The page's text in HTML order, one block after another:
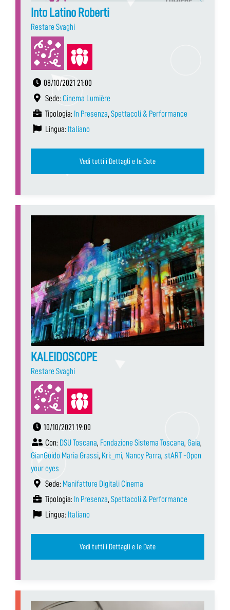
Into Latino Roberti
Restare Svaghi
08/10/2021 21:00
Sede: Cinema Lumière
Tipologia: In Presenza, Spettacoli & Performance
Lingua: Italiano
Vedi tutti i Dettagli e le Date
KALEIDOSCOPE
Restare Svaghi
10/10/2021 19:00
Con: DSU Toscana, Fondazione Sistema Toscana, Gaia,
GianGuido Maria Grassi, Kri:_mi, Nancy Parra, stART -Open
your eyes
Sede: Manifatture Digitali Cinema
Tipologia: In Presenza, Spettacoli & Performance
Lingua: Italiano
Vedi tutti i Dettagli e le Date